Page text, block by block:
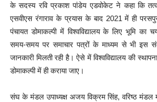
के सदस्य रवि प्रकाश पांडेय एडवोकेट ने कहा कि
एसवीएस रंगाराव के प्रयास के बाद 2021 में ही
पंचायत डोमाकल्पी में विश्वविद्यालय के लिए भूमि का
समय-समय पर समाचार पत्रों के माध्यम से भी इस
जानकारी मिलती रही है। ऐसे में विश्वविद्यालय की
डोमाकल्पी में ही कराया जाए।
संघ के मंडल उपाध्यक्ष अजय विक्रम सिंह, वरिष्ठ मंडल